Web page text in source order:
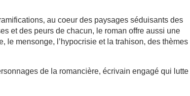
au coeur des paysages séduisants des
et des peurs de chacun, le roman offre aussi une
le mensonge, l’hypocrisie et la trahison, des thèmes
de la romancière, écrivain engagé qui lutte